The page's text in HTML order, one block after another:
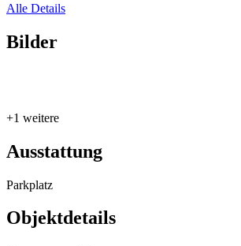
Alle Details
Bilder
+1 weitere
Ausstattung
Parkplatz
Objektdetails